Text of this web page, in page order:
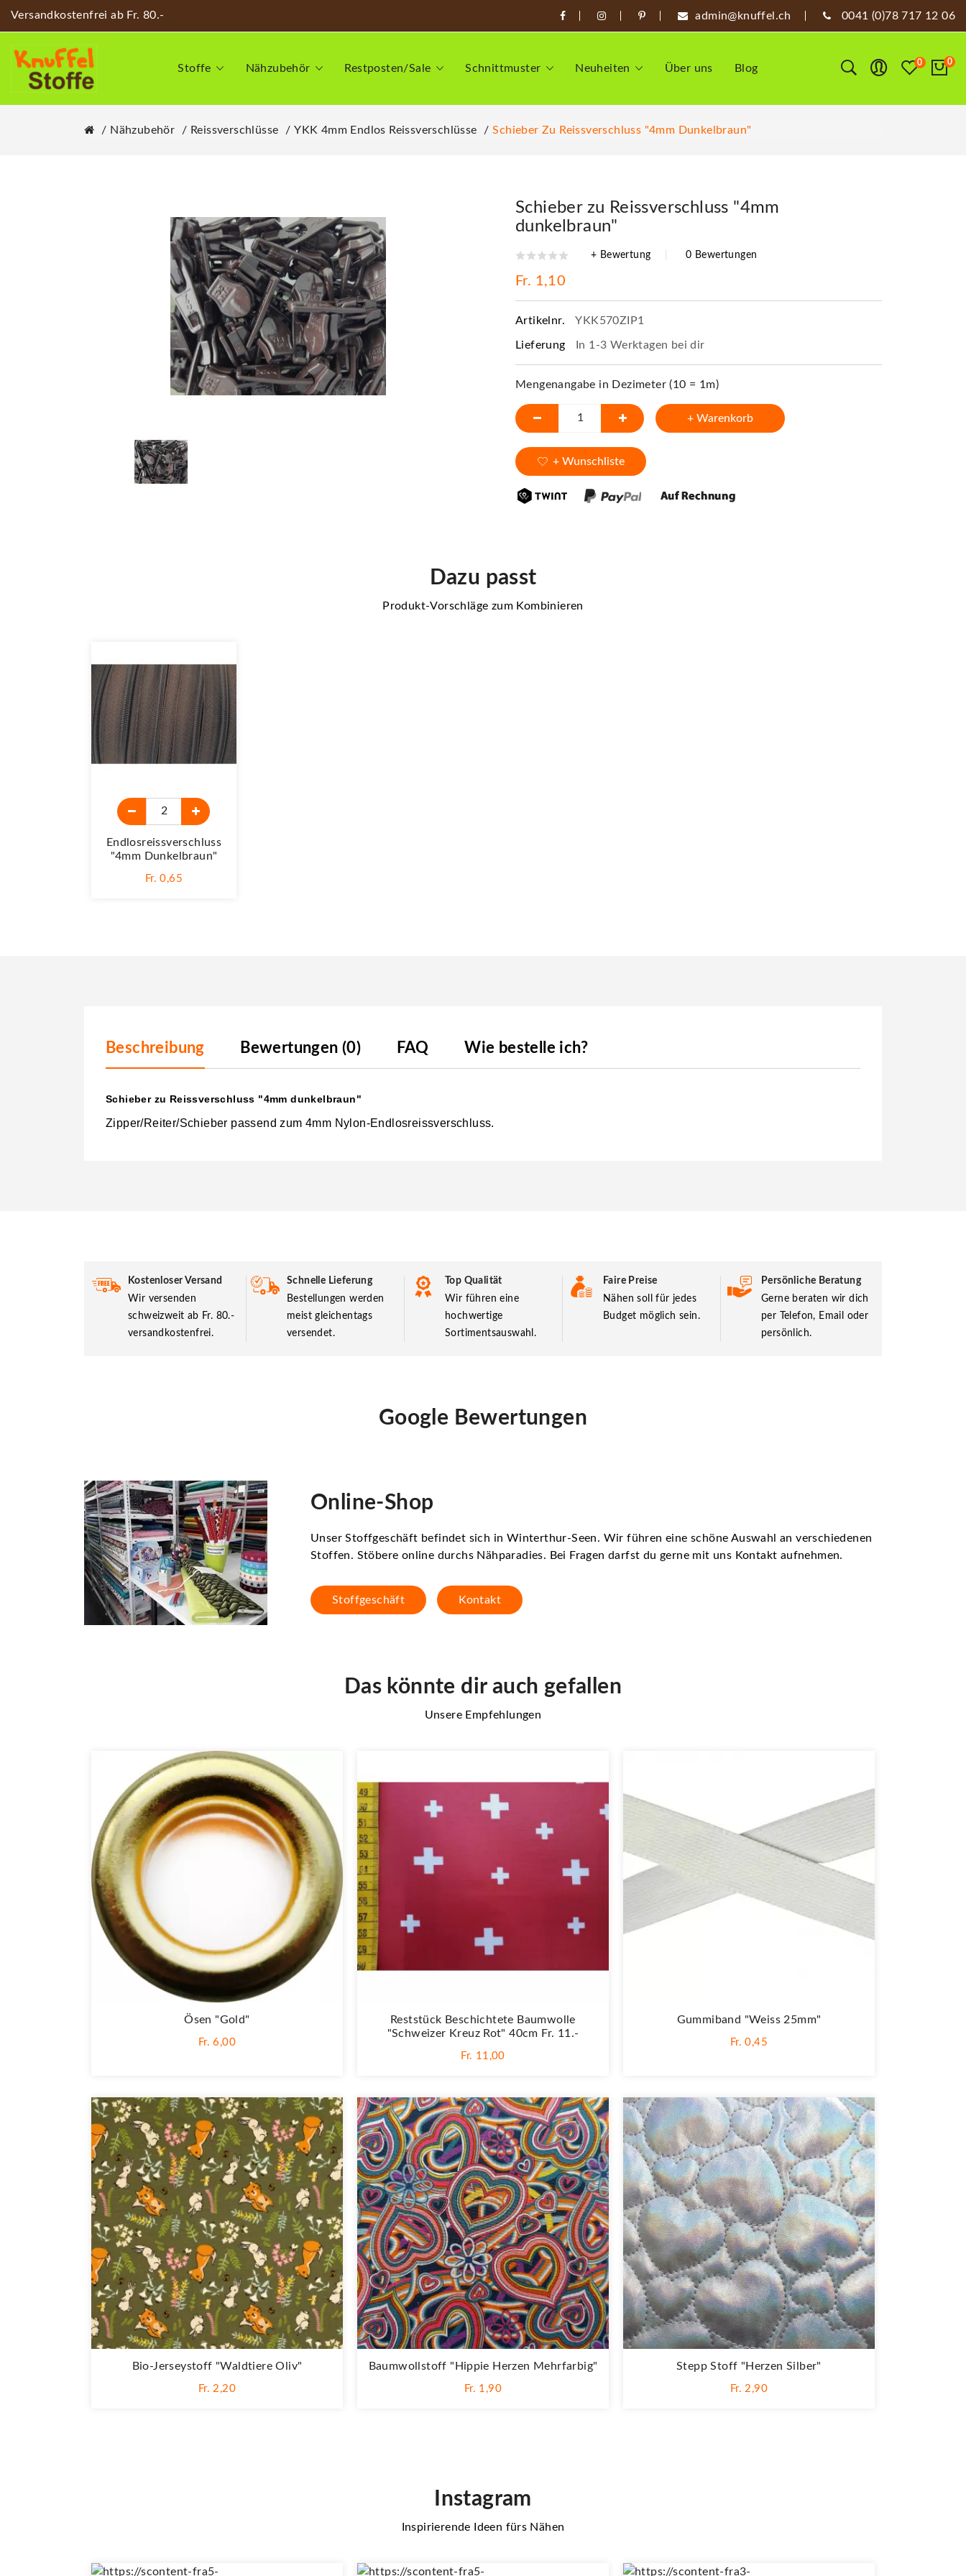
Versandkostenfrei ab Fr. 80.- admin@knuffel.ch 0041 (0)78 717 12 06
Stoffe Nähzubehör Restposten/Sale Schnittmuster Neuheiten Über uns Blog 0 0
Nähzubehör Reissverschlüsse YKK 4mm Endlos Reissverschlüsse Schieber Zu Reissverschluss "4mm Dunkelbraun"
Schieber zu Reissverschluss "4mm
dunkelbraun"
+ Bewertung 0 Bewertungen
Fr. 1,10
Artikelnr. YKK570ZIP1
Lieferung In 1-3 Werktagen bei dir
Mengenangabe in Dezimeter (10 = 1m)
+ Warenkorb
+ Wunschliste
Dazu passt
Produkt-Vorschläge zum Kombinieren
Endlosreissverschluss
"4mm Dunkelbraun"
Fr. 0,65
Beschreibung Bewertungen (0) FAQ Wie bestelle ich?
Schieber zu Reissverschluss "4mm dunkelbraun"
Zipper/Reiter/Schieber passend zum 4mm Nylon-Endlosreissverschluss.
Kostenloser Versand
Wir versenden
schweizweit ab Fr. 80.-
versandkostenfrei.
Schnelle Lieferung
Bestellungen werden
meist gleichentags
versendet.
Top Qualität
Wir führen eine
hochwertige
Sortimentsauswahl.
Faire Preise
Nähen soll für jedes
Budget möglich sein.
Persönliche Beratung
Gerne beraten wir dich
per Telefon, Email oder
persönlich.
Google Bewertungen
Online-Shop
Unser Stoffgeschäft befindet sich in Winterthur-Seen. Wir führen eine schöne Auswahl an verschiedenen
Stoffen. Stöbere online durchs Nähparadies. Bei Fragen darfst du gerne mit uns Kontakt aufnehmen.
Stoffgeschäft Kontakt
Das könnte dir auch gefallen
Unsere Empfehlungen
Ösen "Gold"
Fr. 6,00
Bio-Jerseystoff "Waldtiere Oliv"
Fr. 2,20
Reststück Beschichtete Baumwolle
"Schweizer Kreuz Rot" 40cm Fr. 11.-
Fr. 11,00
Baumwollstoff "Hippie Herzen Mehrfarbig"
Fr. 1,90
Gummiband "Weiss 25mm"
Fr. 0,45
Stepp Stoff "Herzen Silber"
Fr. 2,90
Instagram
Inspirierende Ideen fürs Nähen